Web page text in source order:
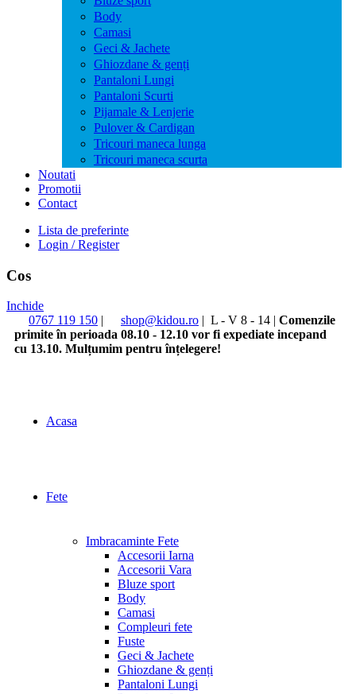
Body
Camasi
Geci & Jachete
Ghiozdane & genți
Pantaloni Lungi
Pantaloni Scurti
Pijamale & Lenjerie
Pulover & Cardigan
Tricouri maneca lunga
Tricouri maneca scurta
Noutati
Promotii
Contact
Lista de preferinte
Login / Register
Cos
Inchide
0767 119 150 | shop@kidou.ro | L - V 8 - 14 | Comenzile
primite în perioada 08.10 - 12.10 vor fi expediate incepand
cu 13.10. Mulțumim pentru înțelegere!
Acasa
Fete
Imbracaminte Fete
Accesorii Iarna
Accesorii Vara
Bluze sport
Body
Camasi
Compleuri fete
Fuste
Geci & Jachete
Ghiozdane & genți
Pantaloni Lungi